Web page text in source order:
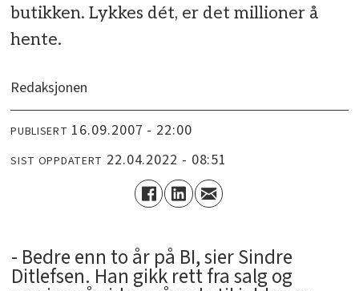
butikken. Lykkes dét, er det millioner å
hente.
Redaksjonen
PUBLISERT 16.09.2007 - 22:00
SIST OPPDATERT 22.04.2022 - 08:51
- Bedre enn to år på BI, sier Sindre
Ditlefsen. Han gikk rett fra salg og